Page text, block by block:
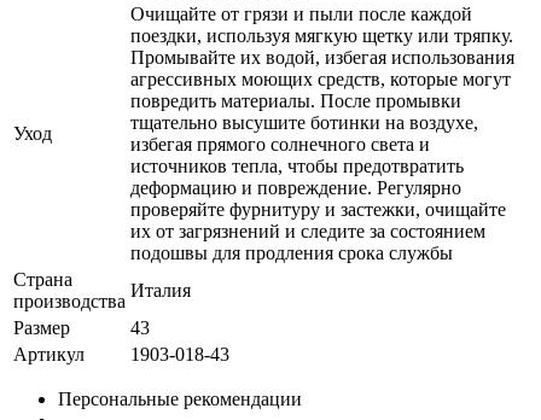
Уход
Очищайте от грязи и пыли после каждой
поездки, используя мягкую щетку или тряпку.
Промывайте их водой, избегая использования
агрессивных моющих средств, которые могут
повредить материалы. После промывки
тщательно высушите ботинки на воздухе,
избегая прямого солнечного света и
источников тепла, чтобы предотвратить
деформацию и повреждение. Регулярно
проверяйте фурнитуру и застежки, очищайте
их от загрязнений и следите за состоянием
подошвы для продления срока службы
Страна
производства
Италия
Размер
43
Артикул
1903-018-43
Персональные рекомендации